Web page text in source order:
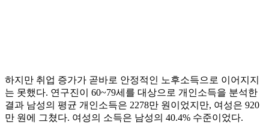
하지만 취업 증가가 곧바로 안정적인 노후소득으로 이어지지
는 못했다. 연구진이 60~79세를 대상으로 개인소득을 분석한
결과 남성의 평균 개인소득은 2278만 원이었지만, 여성은 920
만 원에 그쳤다. 여성의 소득은 남성의 40.4% 수준이었다.